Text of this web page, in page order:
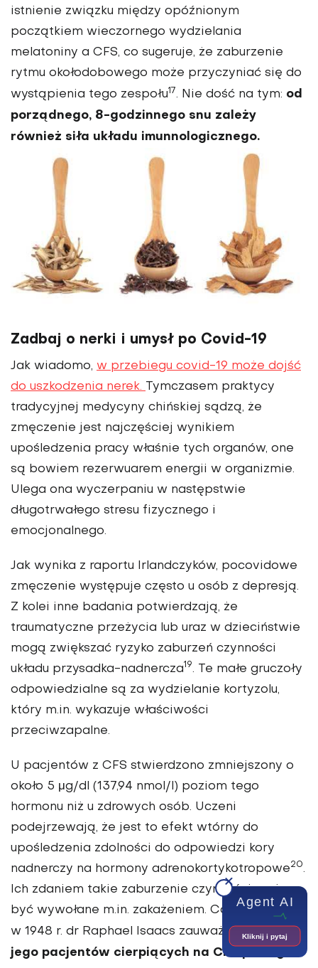
istnienie związku między opóźnionym
początkiem wieczornego wydzielania
melatoniny a CFS, co sugeruje, że zaburzenie
rytmu okołodobowego może przyczyniać się do
wystąpienia tego zespołu17. Nie dość na tym: od
porządnego, 8-godzinnego snu zależy
również siła układu imunnologicznego.
Zadbaj o nerki i umysł po Covid-19
Jak wiadomo, w przebiegu covid-19 może dojść
do uszkodzenia nerek. Tymczasem praktycy
tradycyjnej medycyny chińskiej sądzą, że
zmęczenie jest najczęściej wynikiem
upośledzenia pracy właśnie tych organów, one
są bowiem rezerwuarem energii w organizmie.
Ulega ona wyczerpaniu w następstwie
długotrwałego stresu fizycznego i
emocjonalnego.
Jak wynika z raportu Irlandczyków, pocovidowe
zmęczenie występuje często u osób z depresją.
Z kolei inne badania potwierdzają, że
traumatyczne przeżycia lub uraz w dzieciństwie
mogą zwiększać ryzyko zaburzeń czynności
układu przysadka-nadnercza19. Te małe gruczoły
odpowiedzialne są za wydzielanie kortyzolu,
który m.in. wykazuje właściwości
przeciwzapalne.
U pacjentów z CFS stwierdzono zmniejszony o
około 5 μg/dl (137,94 nmol/l) poziom tego
hormonu niż u zdrowych osób. Uczeni
podejrzewają, że jest to efekt wtórny do
upośledzenia zdolności do odpowiedzi kory
nadnerczy na hormony adrenokortykotropowe20.
Ich zdaniem takie zaburzenie czynności może
być wywołane m.in. zakażeniem. Co ciekawe już
w 1948 r. dr Raphael Isaacs zauważył, że
wielu z
jego pacjentów cierpiących na CFS pomogło
Agent AI
Kliknij i pytaj